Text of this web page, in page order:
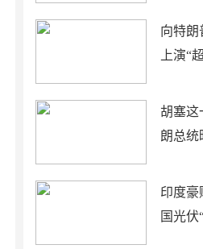
向特朗
上演“
胡塞这
朗总统
印度豪
国光伏